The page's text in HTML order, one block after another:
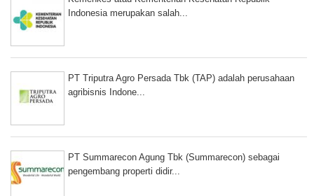
Indonesia merupakan salah...
PT Triputra Agro Persada Tbk (TAP) adalah perusahaan
agribisnis Indone...
PT Summarecon Agung Tbk (Summarecon) sebagai
pengembang properti didir...